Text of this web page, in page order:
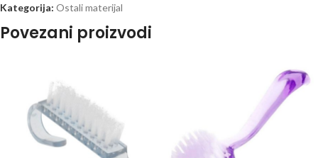
Kategorija: Ostali materijal
Povezani proizvodi